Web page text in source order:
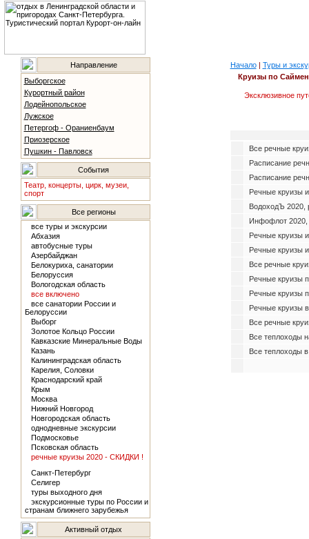
Направление
Выборгское
Курортный район
Лодейнопольское
Лужское
Петергоф - Ораниенбаум
Приозерское
Пушкин - Павловск
События
Театр, концерты, цирк, музеи,
спорт
Все регионы
все туры и экскурсии
Абхазия
автобусные туры
Азербайджан
Белокуриха, санатории
Белоруссия
Вологодская область
все включено
все санатории России и
Белоруссии
Выборг
Золотое Кольцо России
Кавказские Минеральные Воды
Казань
Калининградская область
Карелия, Соловки
Краснодарский край
Крым
Москва
Нижний Новгород
Новгородская область
однодневные экскурсии
Подмосковье
Псковская область
речные круизы 2020 - СКИДКИ !
Санкт-Петербург
Селигер
туры выходного дня
экскурсионные туры по России и
странам ближнего зарубежья
Активный отдых
Начало| Туры и
Круизы по
Эксклюзивное
Все речные
Расписание
Расписание
Речные круизы
ВодоходЪ 2020,
Инфофлот 2020,
Речные круизы
Речные круизы
Все речные
Речные круизы
Речные круизы
Речные круизы
Все речные
Все теплоходы
Все теплоходы